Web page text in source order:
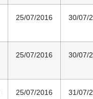
25/07/2016 30/07/
25/07/2016 30/07/
25/07/2016 31/07/